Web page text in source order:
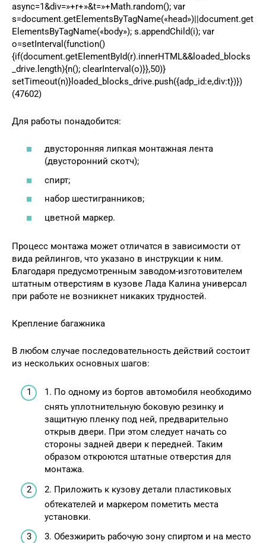
async=1&div=»+r+»&t=»+Math.random(); var
s=document.getElementsByTagName(«head»)||document.get
ElementsByTagName(«body»); s.appendChild(i); var
o=setInterval(function()
{if(document.getElementById(r).innerHTML&&loaded_blocks
_drive.length){n(); clearInterval(o)}},50)}
setTimeout(n)}loaded_blocks_drive.push({adp_id:e,div:t})})
(47602)
Для работы понадобится:
двусторонняя липкая монтажная лента
(двусторонний скотч);
спирт;
набор шестигранников;
цветной маркер.
Процесс монтажа может отличатся в зависимости от
вида рейлингов, что указано в инструкции к ним.
Благодаря предусмотренным заводом-изготовителем
штатным отверстиям в кузове Лада Калина универсал
при работе не возникнет никаких трудностей.
Крепление багажника
В любом случае последовательность действий состоит
из нескольких основных шагов:
1. По одному из бортов автомобиля необходимо
снять уплотнительную боковую резинку и
защитную пленку под ней, предварительно
открыв двери. При этом следует начать со
стороны задней двери к передней. Таким
образом откроются штатные отверстия для
монтажа.
2. Приложить к кузову детали пластиковых
обтекателей и маркером пометить места
установки.
3. Обезжирить рабочую зону спиртом и на место